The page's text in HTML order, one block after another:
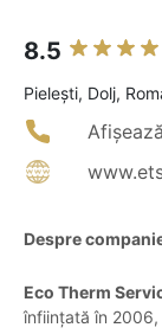
8.5
Pieleşti, Dolj,
Despre
Eco Therm
înființată în 2006,